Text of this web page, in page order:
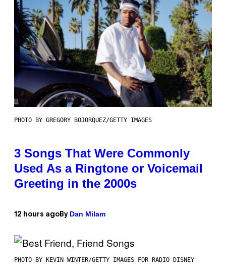
PHOTO BY GREGORY BOJORQUEZ/GETTY IMAGES
3 Songs That Were Commonly
Used As a Ringtone or Voicemail
Greeting in the 2000s
12 hours ago By Dan Milam
PHOTO BY KEVIN WINTER/GETTY IMAGES FOR RADIO DISNEY